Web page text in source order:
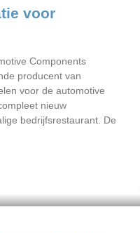
voor
Components
producent van
voor de automotive
nieuw
bedrijfsrestaurant. De